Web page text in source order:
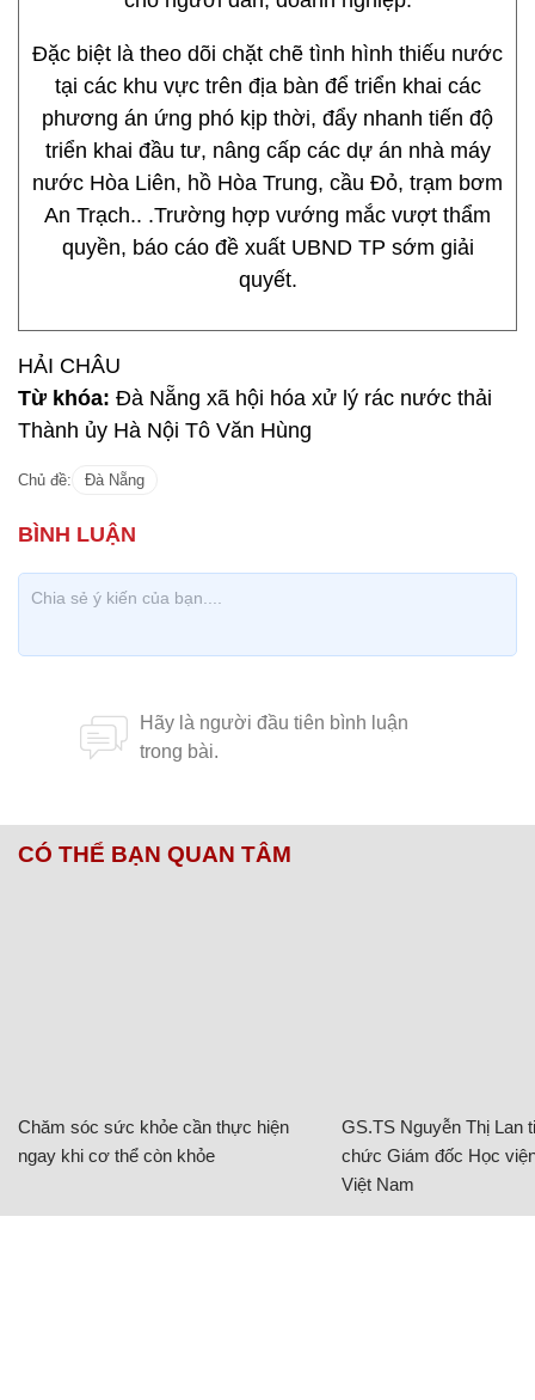
Đặc biệt là theo dõi chặt chẽ tình hình thiếu nước
tại các khu vực trên địa bàn để triển khai các
phương án ứng phó kịp thời, đẩy nhanh tiến độ
triển khai đầu tư, nâng cấp các dự án nhà máy
nước Hòa Liên, hồ Hòa Trung, cầu Đỏ, trạm bơm
An Trạch.. .Trường hợp vướng mắc vượt thẩm
quyền, báo cáo đề xuất UBND TP sớm giải
quyết.
HẢI CHÂU
Từ khóa: Đà Nẵng xã hội hóa xử lý rác nước thải
Thành ủy Hà Nội Tô Văn Hùng
Chủ đề: Đà Nẵng
CÓ THỂ BẠN QUAN TÂM
Chăm sóc sức khỏe cần thực hiện
ngay khi cơ thể còn khỏe
GS.TS Nguyễn Thị Lan
chức Giám đốc Học
Việt Nam